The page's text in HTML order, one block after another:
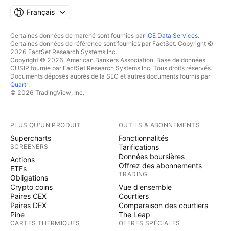
Français
Certaines données de marché sont fournies par ICE Data Services.
Certaines données de référence sont fournies par FactSet. Copyright ©
2026 FactSet Research Systems Inc.
Copyright © 2026, American Bankers Association. Base de données
CUSIP fournie par FactSet Research Systems Inc. Tous droits réservés.
Documents déposés auprès de la SEC et autres documents fournis par
Quartr.
© 2026 TradingView, Inc.
PLUS QU'UN PRODUIT
Supercharts
SCREENERS
Actions
ETFs
Obligations
Crypto coins
Paires CEX
Paires DEX
Pine
CARTES THERMIQUES
OUTILS & ABONNEMENTS
Fonctionnalités
Tarifications
Données boursières
Offrez des abonnements
TRADING
Vue d'ensemble
Courtiers
Comparaison des courtiers
The Leap
OFFRES SPÉCIALES